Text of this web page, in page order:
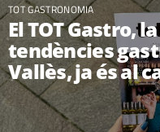
TOT GASTRONOMIA
El TOT Gastro,
tendències
Vallès, ja és al